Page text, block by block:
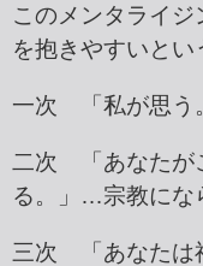
このメンタライ
を抱きやすいとい
一次 「私が思う
二次 「あなたが
る。」…宗教にな
三次 「あなたは